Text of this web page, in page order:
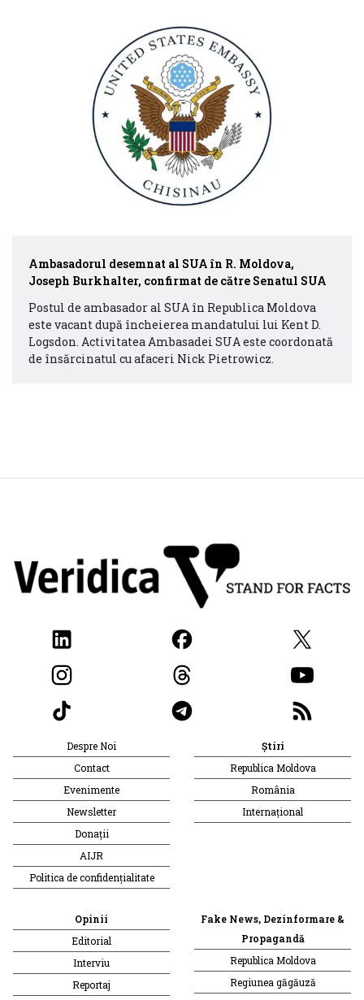
Ambasadorul desemnat al SUA în R. Moldova,
Joseph Burkhalter, confirmat de către Senatul SUA
Postul de ambasador al SUA în Republica Moldova
este vacant după încheierea mandatului lui Kent D.
Logsdon. Activitatea Ambasadei SUA este coordonată
de însărcinatul cu afaceri Nick Pietrowicz.
Despre Noi
Contact
Evenimente
Newsletter
Donații
AIJR
Politica de confidențialitate
Știri
Republica Moldova
România
Internațional
Opinii
Editorial
Interviu
Reportaj
Fake News, Dezinformare &
Propagandă
Republica Moldova
Regiunea găgăuză